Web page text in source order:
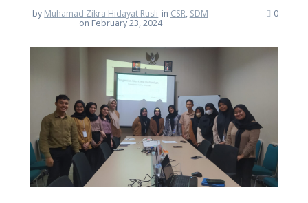
by Muhamad Zikra Hidayat Rusli in CSR, SDM
on February 23, 2024
0